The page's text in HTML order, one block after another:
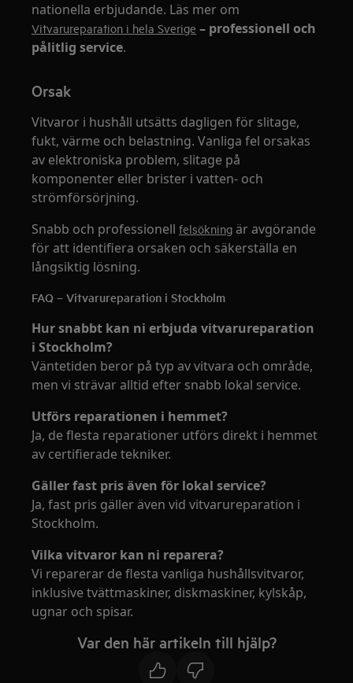
nationella erbjudande. Läs mer om
Vitvarureparation i hela Sverige – professionell och
pålitlig service.
Orsak
Vitvaror i hushåll utsätts dagligen för slitage,
fukt, värme och belastning. Vanliga fel orsakas
av elektroniska problem, slitage på
komponenter eller brister i vatten‑ och
strömförsörjning.
Snabb och professionellfelsökning är avgörande
för att identifiera orsaken och säkerställa en
långsiktig lösning.
FAQ – Vitvarureparation i Stockholm
Hur snabbt kan ni erbjuda vitvarureparation
i Stockholm?
Väntetiden beror på typ av vitvara och område,
men vi strävar alltid efter snabb lokal service.
Utförs reparationen i hemmet?
Ja, de flesta reparationer utförs direkt i hemmet
av certifierade tekniker.
Gäller fast pris även för lokal service?
Ja, fast pris gäller även vid vitvarureparation i
Stockholm.
Vilka vitvaror kan ni reparera?
Vi reparerar de flesta vanliga hushållsvitvaror,
inklusive tvättmaskiner, diskmaskiner, kylskåp,
ugnar och spisar.
Var den här artikeln till hjälp?